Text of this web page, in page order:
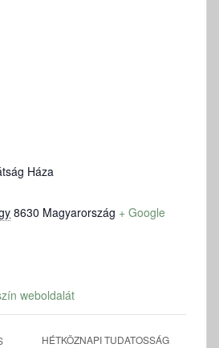
Háza
8630 Magyarország + Google
weboldalát
HÉTKÖZNAPI TUDATOSSÁG